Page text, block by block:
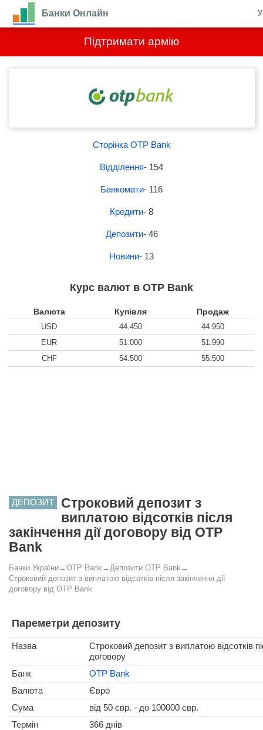
Підтримати армію
Банки Онлайн
Сторінка OTP Bank
Відділення- 154
Банкомати- 116
Кредити- 8
Депозити- 46
Новини- 13
Курс валют в OTP Bank
Валюта Купівля Продаж
USD 44.450
44.950
EUR
51.000
51.990
CHF
54.500 55.500
ДЕПОЗИТ
Строковий депозит з
виплатою відсотків після
закінчення дії договору від OTP
Bank
Банки України→ OTP Bank → Депозити OTP Bank →
Строковий депозит з виплатою відсотків після закінчення дії
договору від OTP Bank
Пареметри депозиту
Назва
Строковий депозит з виплатою відсотків
договору
Банк
OTP Bank
Валюта
Євро
Сума
від 50 євр. - до 100000 євр.
Термін
366 днів